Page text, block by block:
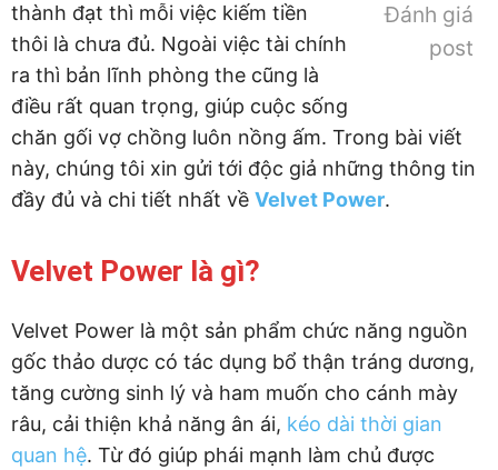
Đánh giá
post
thành đạt thì mỗi việc kiếm tiền
thôi là chưa đủ. Ngoài việc tài chính
ra thì bản lĩnh phòng the cũng là
điều rất quan trọng, giúp cuộc sống
chăn gối vợ chồng luôn nồng ấm. Trong bài viết
này, chúng tôi xin gửi tới độc giả những thông tin
đầy đủ và chi tiết nhất về Velvet Power.
Velvet Power là gì?
Velvet Power là một sản phẩm chức năng nguồn
gốc thảo dược có tác dụng bổ thận tráng dương,
tăng cường sinh lý và ham muốn cho cánh mày
râu, cải thiện khả năng ân ái, kéo dài thời gian
quan hệ. Từ đó giúp phái mạnh làm chủ được